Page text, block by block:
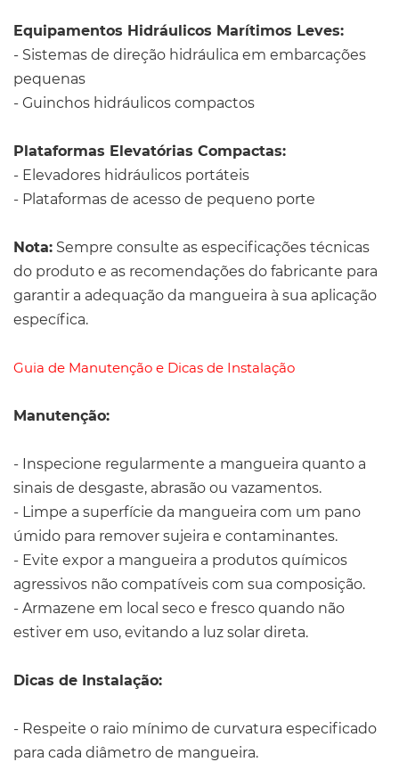
Equipamentos Hidráulicos Marítimos Leves:
- Sistemas de direção hidráulica em embarcações
pequenas
- Guinchos hidráulicos compactos
Plataformas Elevatórias Compactas:
- Elevadores hidráulicos portáteis
- Plataformas de acesso de pequeno porte
Nota: Sempre consulte as especificações técnicas
do produto e as recomendações do fabricante para
garantir a adequação da mangueira à sua aplicação
específica.
Guia de Manutenção e Dicas de Instalação
Manutenção:
- Inspecione regularmente a mangueira quanto a
sinais de desgaste, abrasão ou vazamentos.
- Limpe a superfície da mangueira com um pano
úmido para remover sujeira e contaminantes.
- Evite expor a mangueira a produtos químicos
agressivos não compatíveis com sua composição.
- Armazene em local seco e fresco quando não
estiver em uso, evitando a luz solar direta.
Dicas de Instalação:
- Respeite o raio mínimo de curvatura especificado
para cada diâmetro de mangueira.